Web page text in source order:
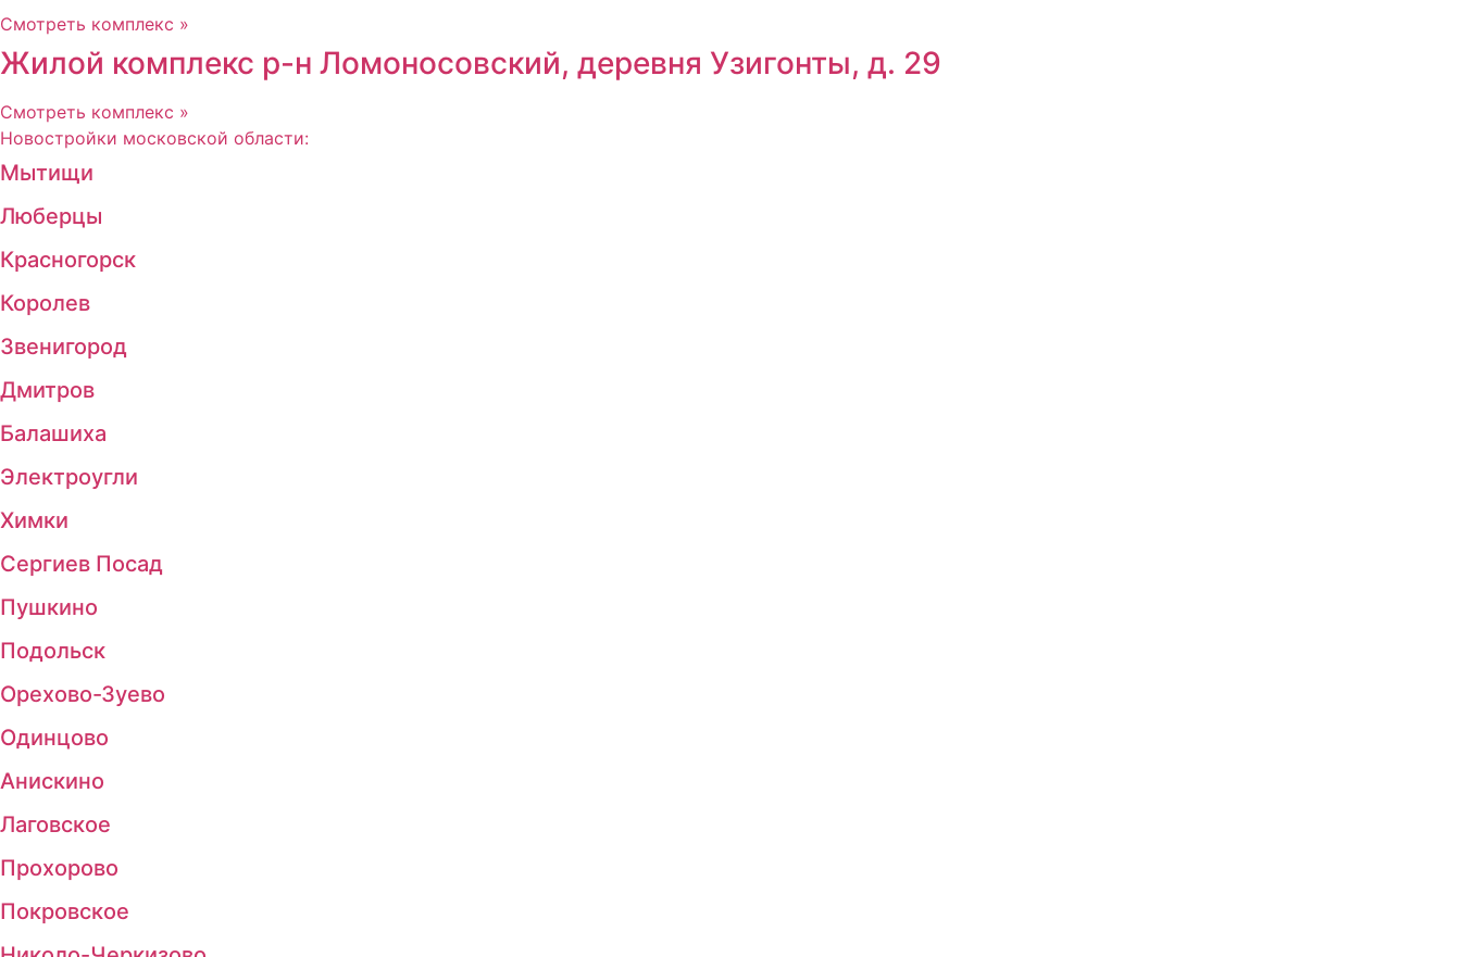
Смотреть комплекс »
Жилой комплекс р-н Ломоносовский, деревня Узигонты, д. 29
Смотреть комплекс »
Новостройки московской области:
Мытищи
Люберцы
Красногорск
Королев
Звенигород
Дмитров
Балашиха
Электроугли
Химки
Сергиев Посад
Пушкино
Подольск
Орехово-Зуево
Одинцово
Анискино
Лаговское
Прохорово
Покровское